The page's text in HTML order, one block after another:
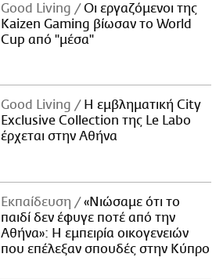
Good Living
Οι εργαζόμενοι της
Kaizen Gaming βίωσαν το World
Cup από "μέσα"
Good Living
Η εμβληματική City
Exclusive Collection της Le Labo
έρχεται στην Αθήνα
Εκπαίδευση
«Νιώσαμε ότι το
παιδί δεν έφυγε ποτέ από την
Αθήνα»: Η εμπειρία οικογενειών
που επέλεξαν σπουδές στην Κύπρο